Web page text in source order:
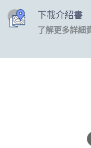
下載介紹書
了解更多詳細